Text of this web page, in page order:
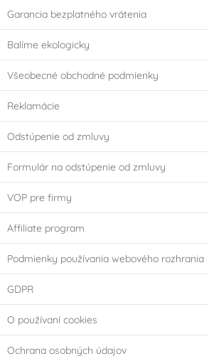
Garancia bezplatného vrátenia
Balíme ekologicky
Všeobecné obchodné podmienky
Reklamácie
Odstúpenie od zmluvy
Formulár na odstúpenie od zmluvy
VOP pre firmy
Affiliate program
Podmienky používania webového rozhrania
GDPR
O používaní cookies
Ochrana osobných údajov